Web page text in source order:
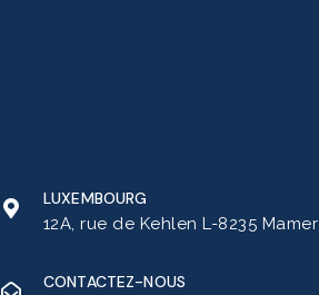
LUXEMBOURG
12A, rue de Kehlen L-8235 Mamer
CONTACTEZ-NOUS